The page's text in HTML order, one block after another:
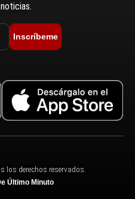
Inscríbeme
los derechos reservados.
Último Minuto